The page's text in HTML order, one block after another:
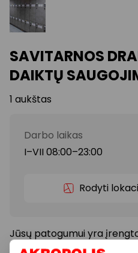
SAVITARNOS
DAIKTŲ
1 aukštas
Darbo laikas
I–VII 08:00–23:00
Rodyti
Jūsų patogumui yra
kur galėsite susidėti